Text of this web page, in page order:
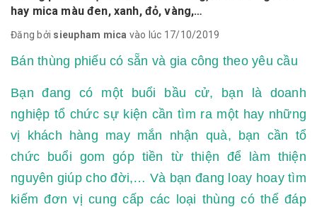
hay mica màu đen, xanh, đỏ, vàng,…
Đăng bởi sieupham mica vào lúc 17/10/2019
Bán thùng phiếu có sẵn và gia công theo yêu cầu
Bạn đang có một buổi bầu cử, bạn là doanh
nghiệp tổ chức sự kiện cần tìm ra một hay những
vị khách hàng may mắn nhận quà, bạn cần tổ
chức buổi gom góp tiền từ thiện để làm thiện
nguyên giúp cho đời,… Và bạn đang loay hoay tìm
kiếm đơn vị cung cấp các loại thùng có thể đáp